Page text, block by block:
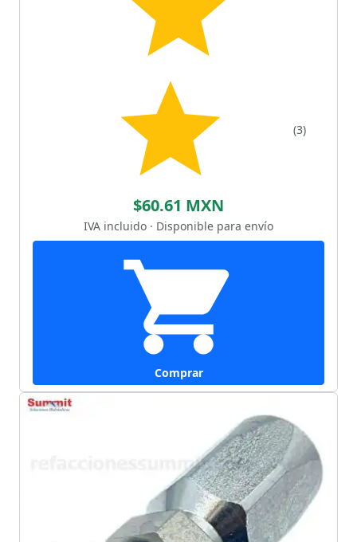
(3)
$60.61 MXN
IVA incluido · Disponible para envío
Comprar